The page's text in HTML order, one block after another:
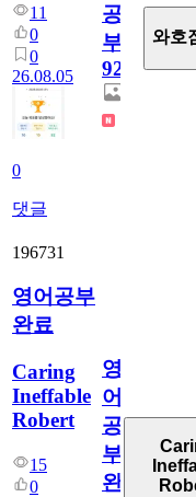
11
0
0
26.08.05
0
댓글
공
부
929
와호
196731
영어공부
완료
Caring
Ineffable
Robert
15
0
영
어
공
부
완